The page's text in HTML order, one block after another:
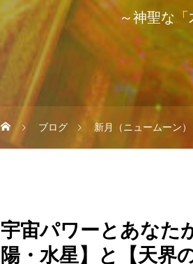
～神聖な「
ブログ 新月（ニュームーン）
宇宙パワーとあなた
陽・水星】と【天界